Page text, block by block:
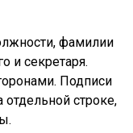
фамилии
и секретаря.
Подписи
строке,